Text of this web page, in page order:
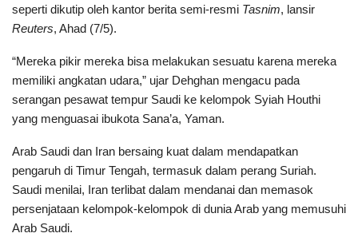
seperti dikutip oleh kantor berita semi-resmi Tasnim, lansir
Reuters, Ahad (7/5).
“Mereka pikir mereka bisa melakukan sesuatu karena mereka
memiliki angkatan udara,” ujar Dehghan mengacu pada
serangan pesawat tempur Saudi ke kelompok Syiah Houthi
yang menguasai ibukota Sana’a, Yaman.
Arab Saudi dan Iran bersaing kuat dalam mendapatkan
pengaruh di Timur Tengah, termasuk dalam perang Suriah.
Saudi menilai, Iran terlibat dalam mendanai dan memasok
persenjataan kelompok-kelompok di dunia Arab yang memusuhi
Arab Saudi.